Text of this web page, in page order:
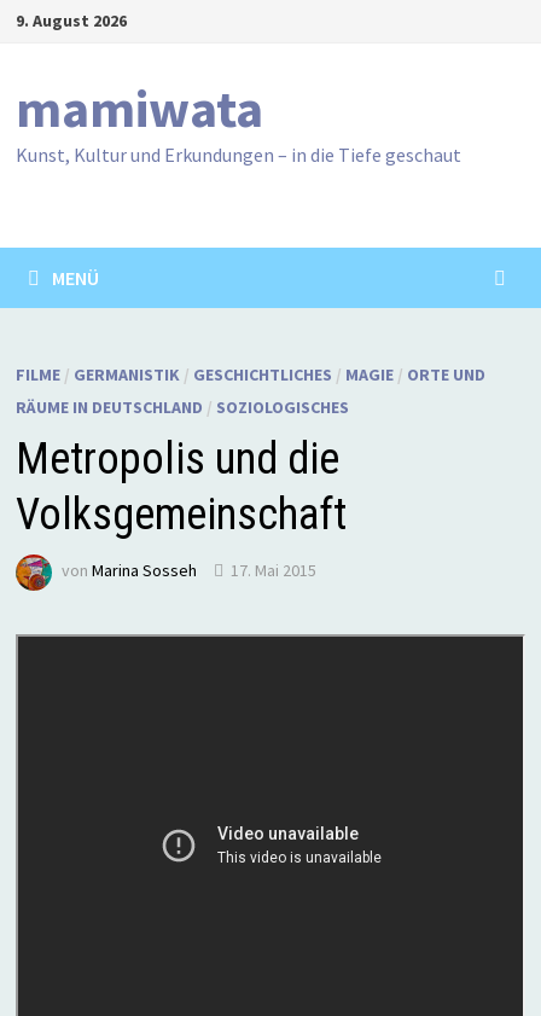
Zum9. August 2026
mamiwata
Kunst, Kultur und Erkundungen – in die Tiefe geschaut
MENÜ
FILME/ GERMANISTIK/ GESCHICHTLICHES / MAGIE/ ORTE UND
RÄUME IN DEUTSCHLAND / SOZIOLOGISCHES
Metropolis und die
Volksgemeinschaft
von Marina Sosseh 17. Mai 2015